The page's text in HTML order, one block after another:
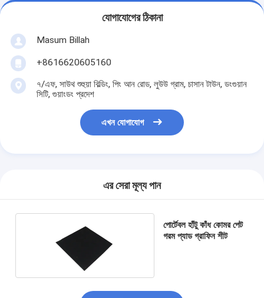
যোগাযোগের ঠিকানা
Masum Billah
+8616620605160
৭/এফ, সাউথ শুহুয়া বিল্ডিং, পিং আন রোড, লুউউ গ্রাম, চাসান টাউন, ডংগুয়ান
সিটি, গুয়াংডং প্রদেশ
এখন যোগাযোগ
এর সেরা মূল্য পান
পোর্টেবল হাঁটু কাঁধ কোমর পেট
গরম প্যাড গ্রাফিন শীট